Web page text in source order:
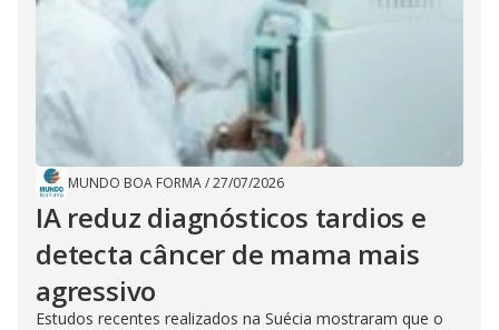
MUNDO BOA FORMA/27/07/2026
IA reduz diagnósticos tardios e
detecta câncer de mama mais
agressivo
Estudos recentes realizados na Suécia mostraram que o